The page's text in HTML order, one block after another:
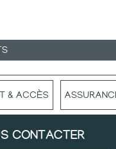
& ACCÈS
CONTACTER